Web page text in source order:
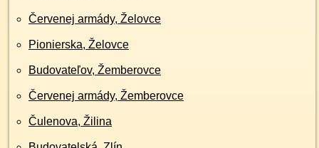
Červenej armády, Želovce
Pionierska, Želovce
Budovateľov, Žemberovce
Červenej armády, Žemberovce
Čulenova, Žilina